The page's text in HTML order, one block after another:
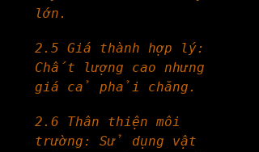
lớn.
2.5 Giá thành hợp lý:
Chất lượng cao nhưng
giá cả phải chăng.
2.6 Thân thiện môi
trường: Sử dụng vật